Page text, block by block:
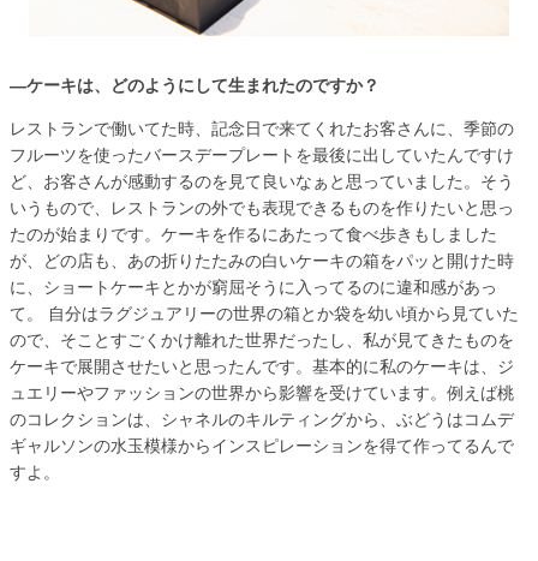
―ケーキは、どのようにして生まれたのですか？
レストランで働いてた時、記念日で来てくれたお客さんに、季節の
フルーツを使ったバースデープレートを最後に出していたんですけ
ど、お客さんが感動するのを見て良いなぁと思っていました。そう
いうもので、レストランの外でも表現できるものを作りたいと思っ
たのが始まりです。ケーキを作るにあたって食べ歩きもしました
が、どの店も、あの折りたたみの白いケーキの箱をパッと開けた時
に、ショートケーキとかが窮屈そうに入ってるのに違和感があっ
て。 自分はラグジュアリーの世界の箱とか袋を幼い頃から見ていた
ので、そことすごくかけ離れた世界だったし、私が見てきたものを
ケーキで展開させたいと思ったんです。基本的に私のケーキは、ジ
ュエリーやファッションの世界から影響を受けています。例えば桃
のコレクションは、シャネルのキルティングから、ぶどうはコムデ
ギャルソンの水玉模様からインスピレーションを得て作ってるんで
すよ。